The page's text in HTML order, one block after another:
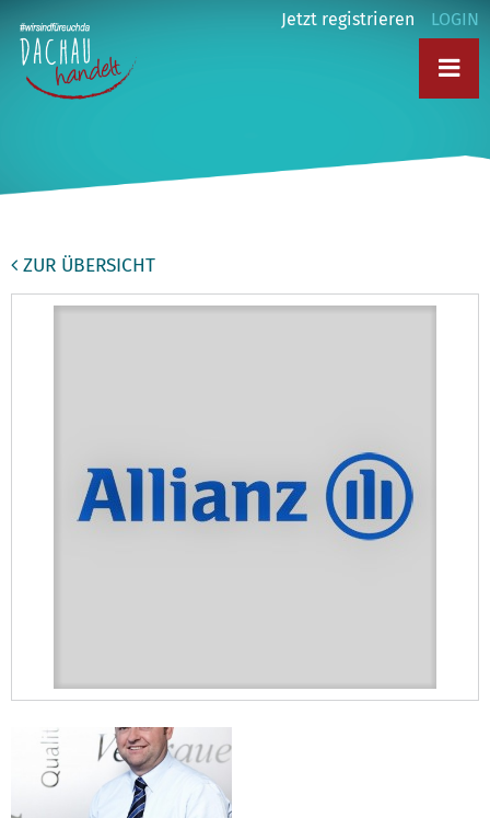
Jetzt registrieren LOGIN
ZUR ÜBERSICHT